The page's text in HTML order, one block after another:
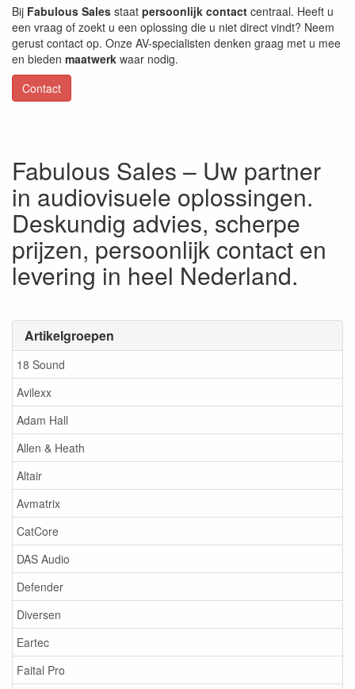
Artikelgroepen
18 Sound
Avilexx
Adam Hall
Allen & Heath
Altair
Avmatrix
CatCore
DAS Audio
Defender
Diversen
Eartec
Faital Pro
Bij Fabulous Sales staat persoonlijk contact centraal. Heeft u
een vraag of zoekt u een oplossing die u niet direct vindt? Neem
gerust contact op. Onze AV-specialisten denken graag met u mee
en bieden maatwerk waar nodig.
Contact
Fabulous Sales – Uw partner
in audiovisuele oplossingen.
Deskundig advies, scherpe
prijzen, persoonlijk contact en
levering in heel Nederland.